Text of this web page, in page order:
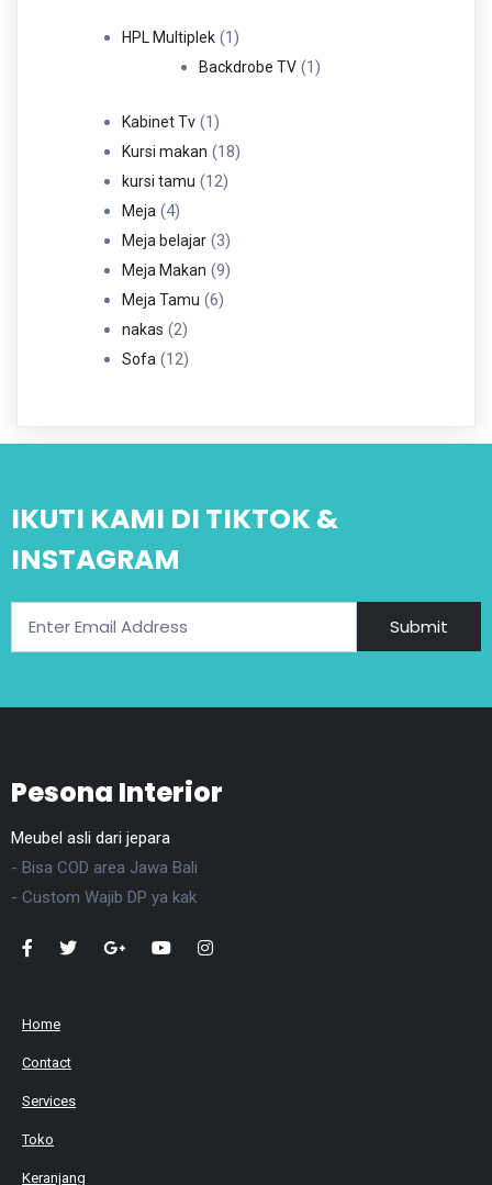
HPL Multiplek 11
Produk
Backdrobe TV 11
Kabinet Tv 11
Produk
Kursi makan 1818
kursi tamu 1212
Meja 44
Produk
Meja belajar 33
Produk
Meja Makan 99
Meja Tamu 66
nakas 22
Produk
Sofa 1212
IKUTI KAMI DI TIKTOK &
INSTAGRAM
Submit
Pesona Interior
Meubel asli dari jepara
- Bisa COD area Jawa Bali
- Custom Wajib DP ya kak
Home
Contact
Services
Toko
Keranjang